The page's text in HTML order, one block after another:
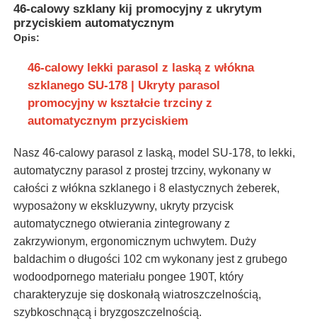
46-calowy szklany kij promocyjny z ukrytym
przyciskiem automatycznym
Opis:
46-calowy lekki parasol z laską z włókna
szklanego SU-178 | Ukryty parasol
promocyjny w kształcie trzciny z
automatycznym przyciskiem
Nasz 46-calowy parasol z laską, model SU-178, to lekki,
automatyczny parasol z prostej trzciny, wykonany w
całości z włókna szklanego i 8 elastycznych żeberek,
wyposażony w ekskluzywny, ukryty przycisk
automatycznego otwierania zintegrowany z
zakrzywionym, ergonomicznym uchwytem. Duży
baldachim o długości 102 cm wykonany jest z grubego
wodoodpornego materiału pongee 190T, który
charakteryzuje się doskonałą wiatroszczelnością,
szybkoschnącą i bryzgoszczelnością.